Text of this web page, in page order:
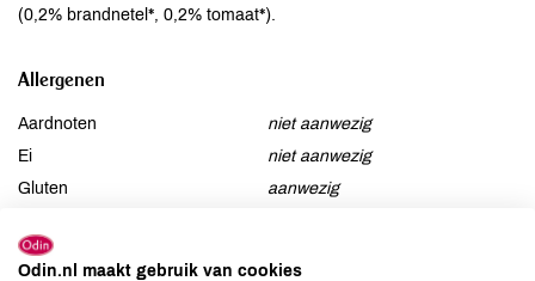
(0,2% brandnetel*, 0,2% tomaat*).
Allergenen
Aardnoten
niet aanwezig
Ei
niet aanwezig
Gluten
aanwezig
Lupine
Odin.nl maakt gebruik van cookies